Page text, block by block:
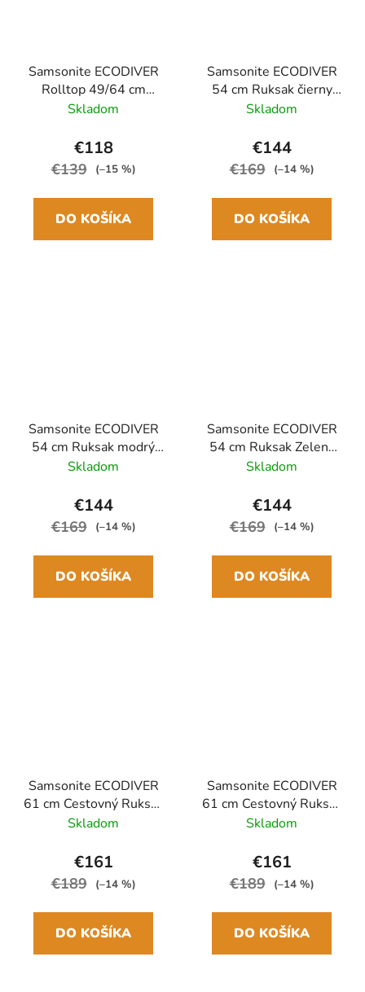
Samsonite ECODIVER
Rolltop 49/64 cm
Ruksak Žltá 25/35L
Skladom
€118
€139 (–15 %)
DO KOŠÍKA
Samsonite ECODIVER
54 cm Ruksak čierny
38L
Skladom
€144
€169 (–14 %)
DO KOŠÍKA
Samsonite ECODIVER
54 cm Ruksak modrý
Blue nights 38L
Skladom
€144
€169 (–14 %)
DO KOŠÍKA
Samsonite ECODIVER
54 cm Ruksak Zelená
Climbing Ivy 38L
Skladom
€144
€169 (–14 %)
DO KOŠÍKA
Samsonite ECODIVER
61 cm Cestovný Ruksak
čierny 55L
Skladom
€161
€189 (–14 %)
DO KOŠÍKA
Samsonite ECODIVER
61 cm Cestovný Ruksak
modrý Blue nights 55L
Skladom
€161
€189 (–14 %)
DO KOŠÍKA